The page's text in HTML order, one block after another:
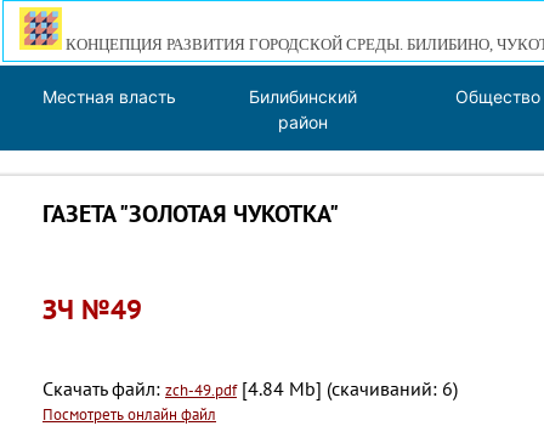
КОНЦЕПЦИЯ РАЗВИТИЯ ГОРОДСКОЙ СРЕДЫ. БИЛИБИНО,
Местная власть
Билибинский
район
Общество
ГАЗЕТА "ЗОЛОТАЯ ЧУКОТКА"
ЗЧ №49
Скачать файл: zch-49.pdf[4.84 Mb] (cкачиваний: 6)
Посмотреть онлайн файл